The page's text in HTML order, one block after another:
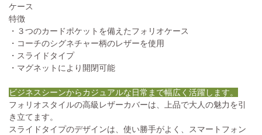
ケース
特徴
・３つのカードポケットを備えたフォリオケース
・コーチのシグネチャー柄のレザーを使用
・スライドタイプ
・マグネットにより開閉可能
ビジネスシーンからカジュアルな日常まで幅広く活躍します。
フォリオスタイルの高級レザーカバーは、上品で大人の魅力を引
き立てます。
スライドタイプのデザインは、使い勝手がよく、スマートフォン